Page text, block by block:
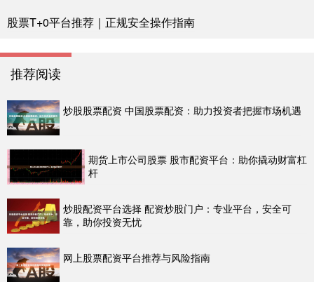
股票T+0平台推荐｜正规安全操作指南
推荐阅读
炒股股票配资 中国股票配资：助力投资者把握市场机遇
期货上市公司股票 股市配资平台：助你撬动财富杠
杆
炒股配资平台选择 配资炒股门户：专业平台，安全可
靠，助你投资无忧
网上股票配资平台推荐与风险指南